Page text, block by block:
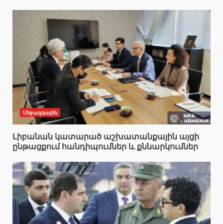
Միջազգային
Լիբանան կատարած աշխատանքային այցի
ընթացքում հանդիպումներ և քննարկումներ